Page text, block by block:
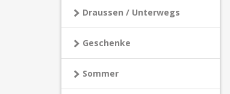
Draussen / Unterwegs
Geschenke
Sommer